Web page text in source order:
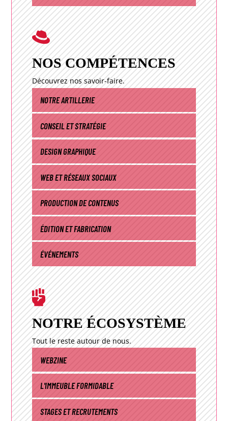

NOS COMPÉTENCES
Découvrez nos savoir-faire.
NOTRE ARTILLERIE
CONSEIL ET STRATÉGIE
DESIGN GRAPHIQUE
WEB ET RÉSEAUX SOCIAUX
PRODUCTION DE CONTENUS
ÉDITION ET FABRICATION
ÉVÉNEMENTS

NOTRE ÉCOSYSTÈME
Tout le reste autour de nous.
WEBZINE
L'IMMEUBLE FORMIDABLE
STAGES ET RECRUTEMENTS
Quelques exemples de missions réussies pour…
ÉVÈNEMENT